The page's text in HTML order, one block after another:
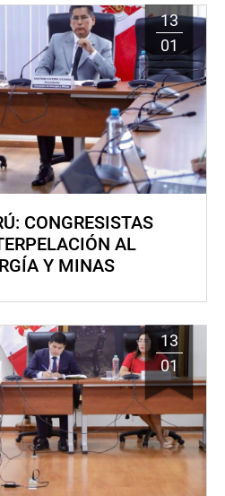
13
01
CONGRESISTAS
AL
Y MINAS
13
01